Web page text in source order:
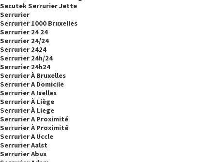
Secutek Serrurier Jette
Serrurier
Serrurier 1000 Bruxelles
Serrurier 24 24
Serrurier 24/24
Serrurier 2424
Serrurier 24h/24
Serrurier 24h24
Serrurier À Bruxelles
Serrurier A Domicile
Serrurier A Ixelles
Serrurier À Liège
Serrurier À Liege
Serrurier A Proximité
Serrurier À Proximité
Serrurier A Uccle
Serrurier Aalst
Serrurier Abus